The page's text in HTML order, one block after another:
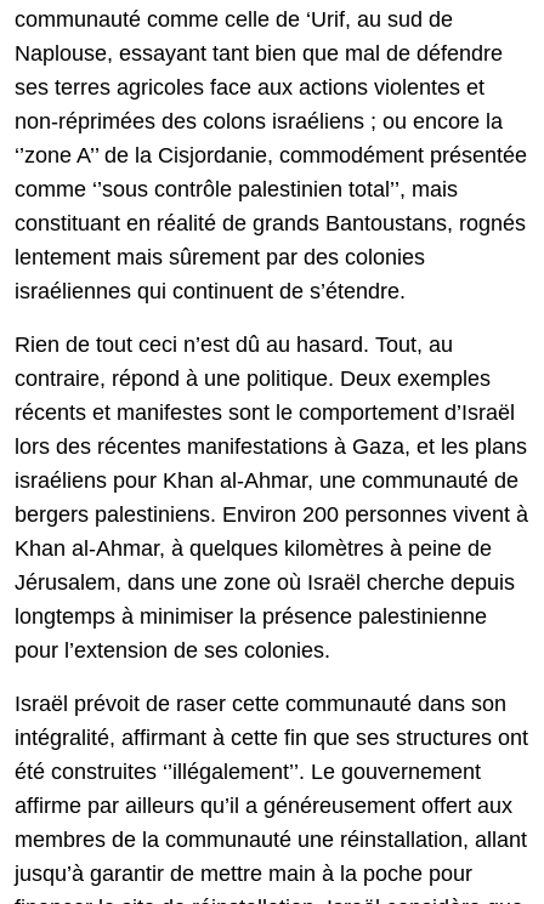
communauté comme celle de ‘Urif, au sud de
Naplouse, essayant tant bien que mal de défendre
ses terres agricoles face aux actions violentes et
non-réprimées des colons israéliens ; ou encore la
‘’zone A’’ de la Cisjordanie, commodément présentée
comme ‘’sous contrôle palestinien total’’, mais
constituant en réalité de grands Bantoustans, rognés
lentement mais sûrement par des colonies
israéliennes qui continuent de s’étendre.
Rien de tout ceci n’est dû au hasard. Tout, au
contraire, répond à une politique. Deux exemples
récents et manifestes sont le comportement d’Israël
lors des récentes manifestations à Gaza, et les plans
israéliens pour Khan al-Ahmar, une communauté de
bergers palestiniens. Environ 200 personnes vivent à
Khan al-Ahmar, à quelques kilomètres à peine de
Jérusalem, dans une zone où Israël cherche depuis
longtemps à minimiser la présence palestinienne
pour l’extension de ses colonies.
Israël prévoit de raser cette communauté dans son
intégralité, affirmant à cette fin que ses structures ont
été construites ‘’illégalement’’. Le gouvernement
affirme par ailleurs qu’il a généreusement offert aux
membres de la communauté une réinstallation, allant
jusqu’à garantir de mettre main à la poche pour